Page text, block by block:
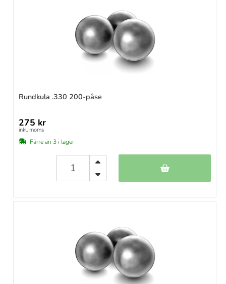
Rundkula .330 200-påse
275 kr
inkl. moms
Färre än 3 i lager